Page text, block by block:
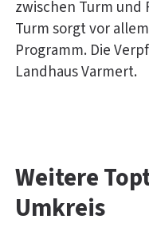
zwischen Turm und
Turm sorgt vor
Programm. Die
Landhaus Varmert.
Weitere
Umkreis